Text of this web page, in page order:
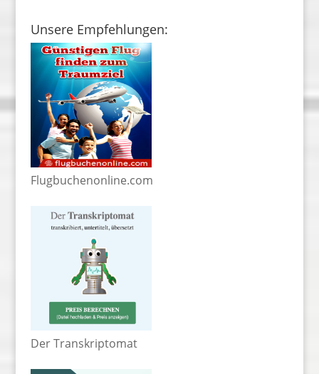
Unsere Empfehlungen:
Flugbuchenonline.com
Der Transkriptomat